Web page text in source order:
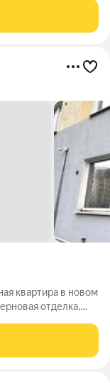
ОТДЕЛКОЙ
Квартира
квартира в новом
отделка,